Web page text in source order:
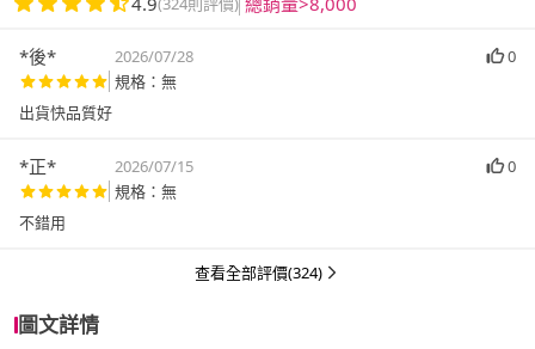
*後* 2026/07/28
0
規格：無
出貨快品質好
*正* 2026/07/15
0
規格：無
查看全部評價(324)
圖文詳情